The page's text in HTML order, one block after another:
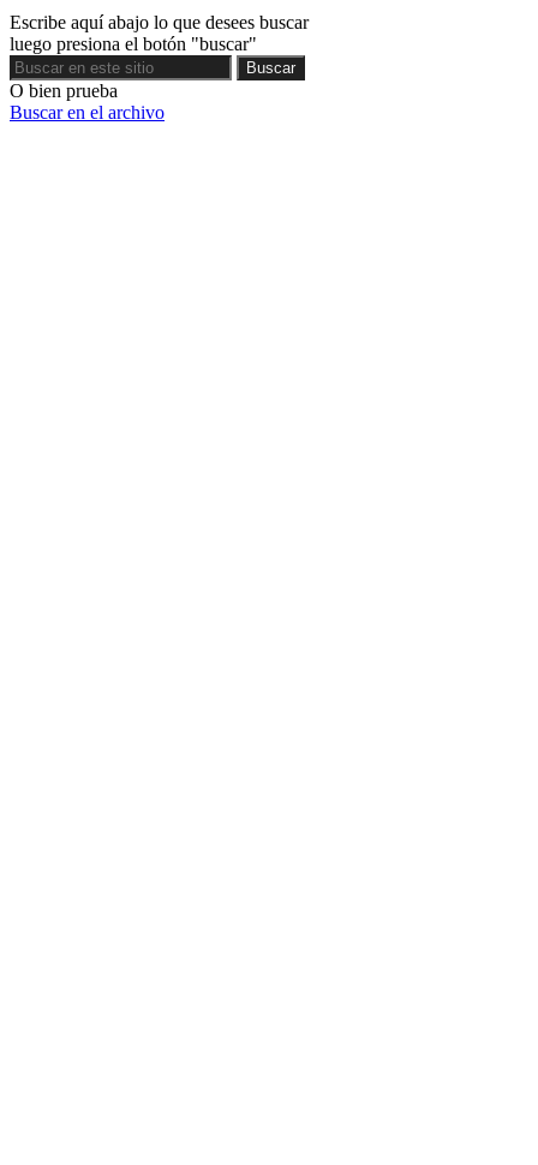
Escribe aquí abajo lo que desees buscar
luego presiona el botón "buscar"
Buscar
Buscar
O bien prueba
Buscar en el archivo